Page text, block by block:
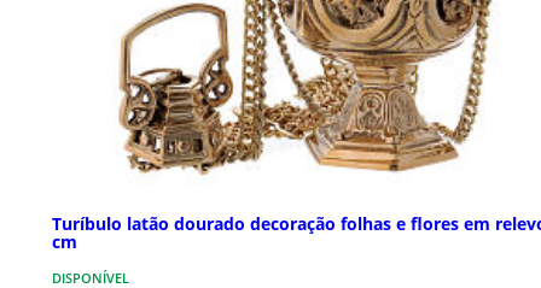
Turíbulo latão dourado decoração folhas e flores em
cm
DISPONÍVEL